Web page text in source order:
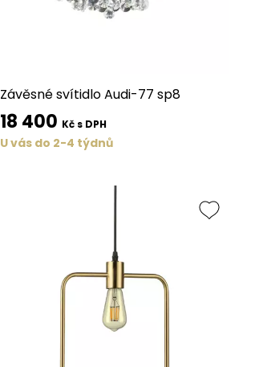
Závěsné svítidlo Audi-77 sp8
18 400 Kč s DPH
U vás do 2-4 týdnů